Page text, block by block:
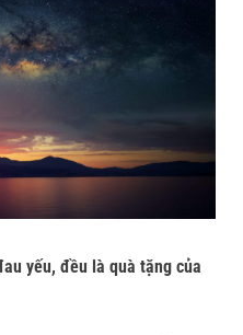
yếu, đều là quà tặng của